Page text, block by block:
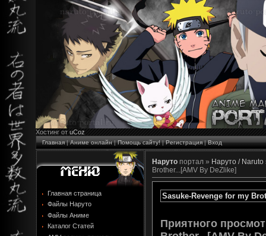
Хостинг от uCoz
Главная|Аниме онлайн|Помощь сайту!|Регистрация|Вход
Главная страница
Файлы Наруто
Файлы Аниме
Каталог Статей
Наруто портал » Наруто /
Brother...[AMV By DeZlike]
Sasuke-Revenge for my
Приятного